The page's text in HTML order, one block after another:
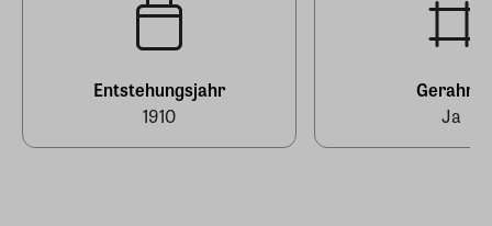
info@arsmundi.de
Entstehungsjahr
1910
Gerahmt
Ja